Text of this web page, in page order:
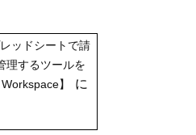
ッドシートで請
理するツールを
】
に